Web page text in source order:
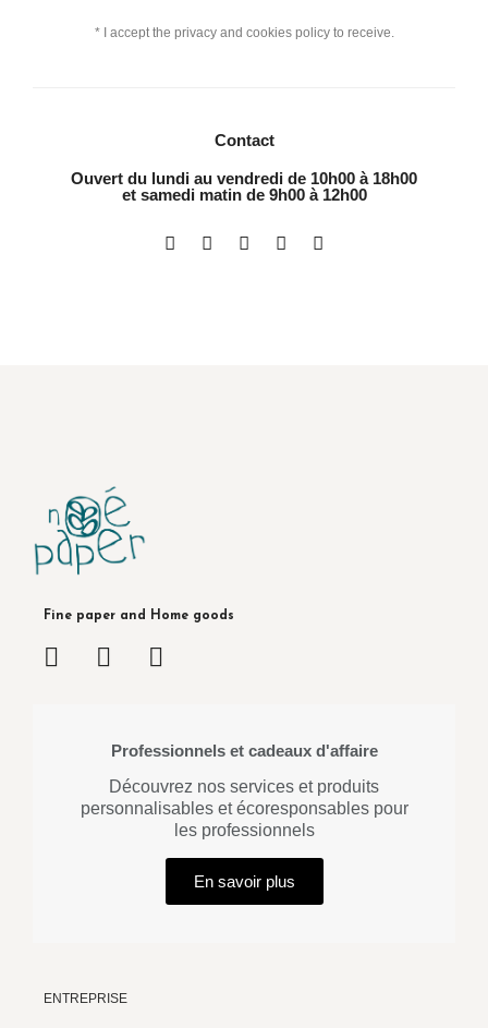
* I accept the privacy and cookies policy to receive.
Contact
Ouvert du lundi au vendredi de 10h00 à 18h00
et samedi matin de 9h00 à 12h00
Fine paper and Home goods
Professionnels et cadeaux d'affaire
Découvrez nos services et produits
personnalisables et écoresponsables pour
les professionnels
En savoir plus
ENTREPRISE